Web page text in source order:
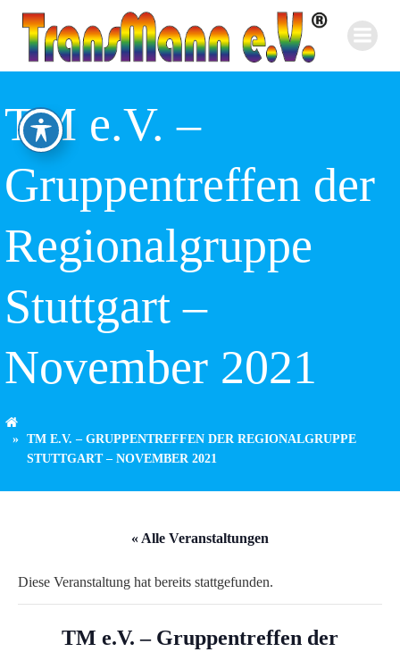
Inhalt
springen
TM e.V. –
Gruppentreffen der
Regionalgruppe
Stuttgart –
November 2021
TM E.V. – GRUPPENTREFFEN DER REGIONALGRUPPE
STUTTGART – NOVEMBER 2021
« Alle Veranstaltungen
Diese Veranstaltung hat bereits stattgefunden.
TM e.V. – Gruppentreffen der